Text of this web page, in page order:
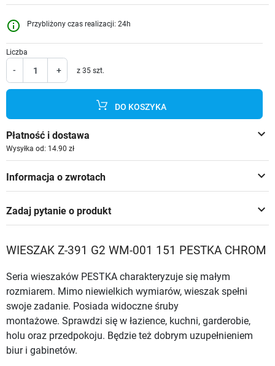
info_outline Przybliżony czas realizacji: 24h
Liczba
- + z 35 szt.
DO KOSZYKA
keyboard_arrow_down
Płatność i dostawa
Wysyłka od: 14.90 zł
keyboard_arrow_down
Informacja o zwrotach
keyboard_arrow_down
Zadaj pytanie o produkt
WIESZAK Z-391 G2 WM-001 151 PESTKA CHROM
Seria wieszaków PESTKA charakteryzuje się małym
rozmiarem. Mimo niewielkich wymiarów, wieszak spełni
swoje zadanie. Posiada widoczne śruby
montażowe. Sprawdzi się w łazience, kuchni, garderobie,
holu oraz przedpokoju. Będzie też dobrym uzupełnieniem
biur i gabinetów.